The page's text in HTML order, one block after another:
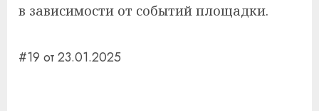
в зависимости от событий площадки.
#19 от 23.01.2025